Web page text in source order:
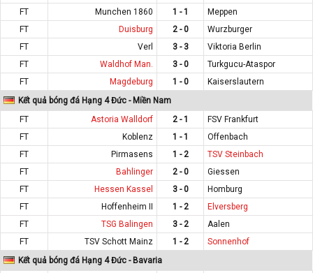
FT
Munchen 1860 1 - 1
Meppen
FT
Duisburg 2 - 0
Wurzburger
FT
Verl 3 - 3
Viktoria Berlin
FT
Waldhof Man. 3 - 0
Turkgucu-Ataspor
FT
Magdeburg 1 - 0
Kaiserslautern
Kết quả bóng đá Hạng 4 Đức - Miền Nam
FT
Astoria Walldorf 2 - 1
FSV Frankfurt
FT
Koblenz 1 - 1
Offenbach
FT
Pirmasens 1 - 2
TSV Steinbach
FT
Bahlinger 2 - 0
Giessen
FT
Hessen Kassel 3 - 0
Homburg
FT
Hoffenheim II 1 - 2
Elversberg
FT
TSG Balingen 3 - 2
Aalen
FT
TSV Schott Mainz 1 - 2
Sonnenhof
Kết quả bóng đá Hạng 4 Đức - Bavaria